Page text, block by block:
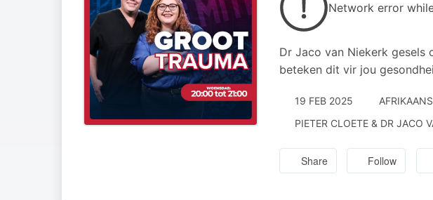
Network error
Dr Jaco van Niekerk gesels
beteken dit vir jou
19 FEB 2025 AFRIKAANS
PIETER CLOETE & DR JACO
Share Follow